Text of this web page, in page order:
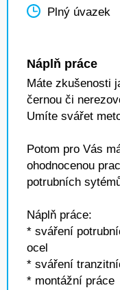
Plný úvazek
Náplň práce
Máte zkušenosti
černou či
Umíte svářet
Potom pro Vás
ohodnocenou
potrubních
Náplň práce:
* sváření
ocel
* sváření
* montážní práce